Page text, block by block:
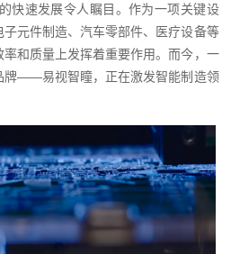
快速发展令人瞩目。作为一项关键设
子元件制造、汽车零部件、医疗设备等
和质量上发挥着重要作用。而今，一
牌——易视智瞳，正在激发智能制造领